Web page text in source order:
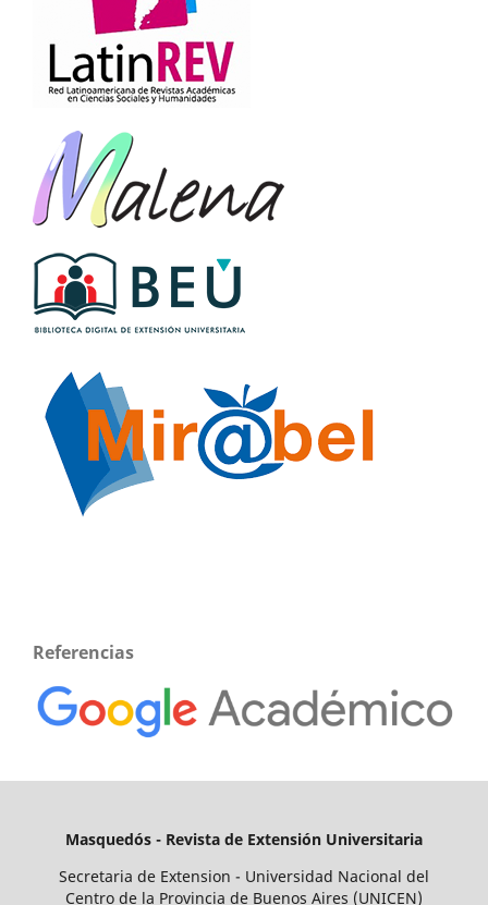
Referencias
Masquedós - Revista de Extensión Universitaria
Secretaria de Extension - Universidad Nacional del
Centro de la Provincia de Buenos Aires (UNICEN)